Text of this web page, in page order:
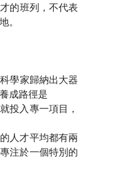
的班列，不代表
。
學家歸納出大器
成路徑是
投入專一項目，
人才平均都有兩
注於一個特別的